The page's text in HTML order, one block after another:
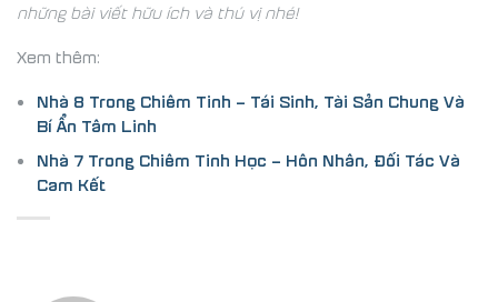
những bài viết hữu ích và thú vị nhé!
Xem thêm:
Nhà 8 Trong Chiêm Tinh – Tái Sinh, Tài Sản Chung Và
Bí Ẩn Tâm Linh
Nhà 7 Trong Chiêm Tinh Học – Hôn Nhân, Đối Tác Và
Cam Kết